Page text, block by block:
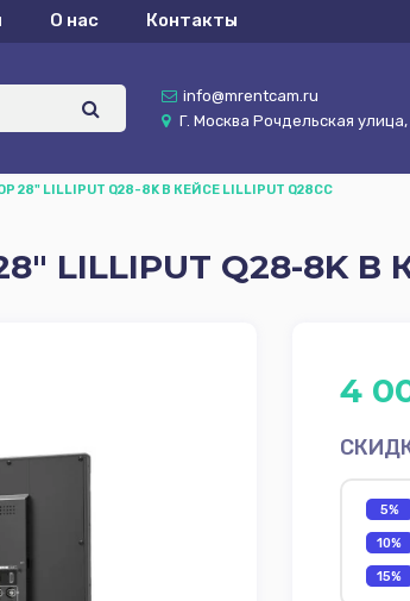
О нас Контакты
info@mrentcam.ru
Г. Москва Рочдельская
LILLIPUT Q28-8K В КЕЙСЕ LILLIPUT Q28CC
Q28-8K В
4
5%
10%
15%